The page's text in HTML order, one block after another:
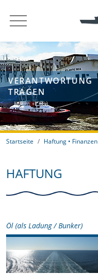
VERANTWORTUNG
TRAGEN
Startseite Haftung • Finanzen
HAFTUNG
Öl (als Ladung / Bunker)